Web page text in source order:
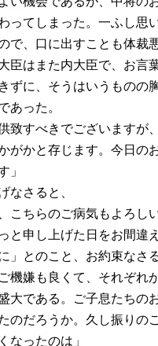
ってしまった。一ふし思
で、口に出すことも体裁
臣はまた内大臣で、お言
ずに、そうはいうものの
あった。
致すべきでございますが
がかと存じます。今日の
」
なさると、
こちらのご病気もよろし
と申し上げた日をお間違
」とのこと、お約束なさる
機嫌も良くて、それぞれ
大である。ご子息たちの
のだろうか。久し振りの
なったのは」